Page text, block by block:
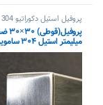
پروفیل استیل دکوراتیو 304
میلیمتر استیل ۳۰۴ ساموین